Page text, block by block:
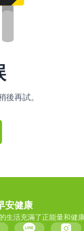
再試。
安健康
生活充滿了正能量和健